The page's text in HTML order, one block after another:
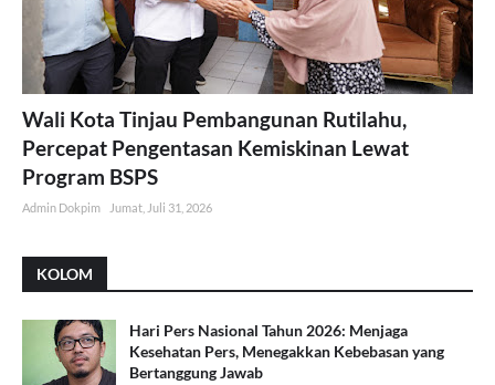
Wali Kota Tinjau Pembangunan Rutilahu,
Percepat Pengentasan Kemiskinan Lewat
Program BSPS
Admin Dokpim Jumat, Juli 31, 2026
KOLOM
Hari Pers Nasional Tahun 2026: Menjaga
Kesehatan Pers, Menegakkan Kebebasan yang
Bertanggung Jawab